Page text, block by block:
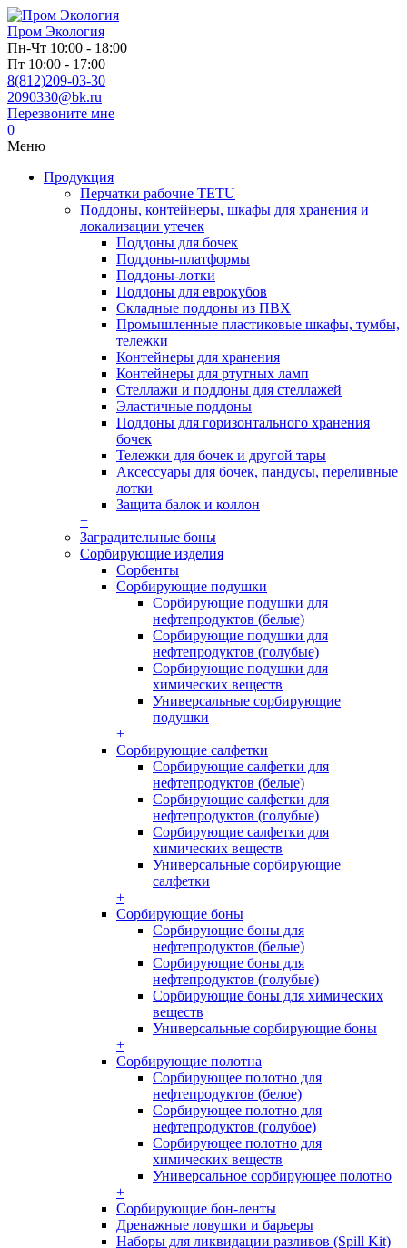
Пром Экология
Пн-Чт 10:00 - 18:00
Пт 10:00 - 17:00
8(812)209-03-30
2090330@bk.ru
Перезвоните мне
0
Меню
Продукция
Перчатки рабочие TETU
Поддоны, контейнеры, шкафы для хранения и
локализации утечек
Поддоны для бочек
Поддоны-платформы
Поддоны-лотки
Поддоны для еврокубов
Складные поддоны из ПВХ
Промышленные пластиковые шкафы, тумбы,
тележки
Контейнеры для хранения
Контейнеры для ртутных ламп
Стеллажи и поддоны для стеллажей
Эластичные поддоны
Поддоны для горизонтального хранения
бочек
Тележки для бочек и другой тары
Аксессуары для бочек, пандусы, переливные
лотки
Защита балок и коллон
+
Заградительные боны
Сорбирующие изделия
Сорбенты
Сорбирующие подушки
Сорбирующие подушки для
нефтепродуктов (белые)
Сорбирующие подушки для
нефтепродуктов (голубые)
Сорбирующие подушки для
химических веществ
Универсальные сорбирующие
подушки
+
Сорбирующие салфетки
Сорбирующие салфетки для
нефтепродуктов (белые)
Сорбирующие салфетки для
нефтепродуктов (голубые)
Сорбирующие салфетки для
химических веществ
Универсальные сорбирующие
салфетки
+
Сорбирующие боны
Сорбирующие боны для
нефтепродуктов (белые)
Сорбирующие боны для
нефтепродуктов (голубые)
Сорбирующие боны для химических
веществ
Универсальные сорбирующие боны
+
Сорбирующие полотна
Сорбирующее полотно для
нефтепродуктов (белое)
Сорбирующее полотно для
нефтепродуктов (голубое)
Сорбирующее полотно для
химических веществ
Универсальное сорбирующее полотно
+
Сорбирующие бон-ленты
Дренажные ловушки и барьеры
Наборы для ликвидации разливов (Spill Kit)